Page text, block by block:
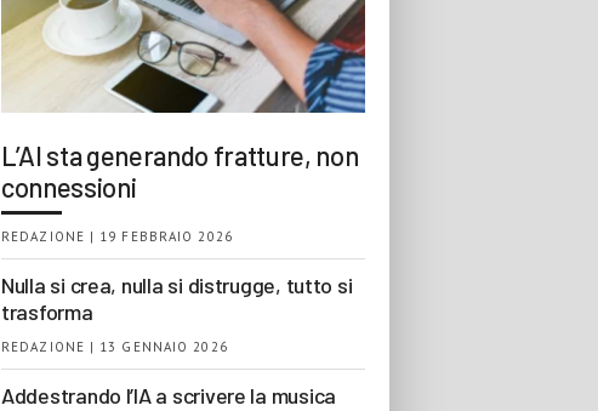
L’AI sta generando fratture, non
connessioni
REDAZIONE | 19 FEBBRAIO 2026
Nulla si crea, nulla si distrugge, tutto si
trasforma
REDAZIONE | 13 GENNAIO 2026
Addestrando l’IA a scrivere la musica